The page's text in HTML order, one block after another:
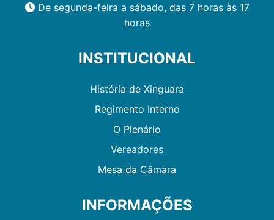
De segunda-feira a sábado, das 7 horas às 17
horas
INSTITUCIONAL
História de Xinguara
Regimento Interno
O Plenário
Vereadores
Mesa da Câmara
INFORMAÇÕES